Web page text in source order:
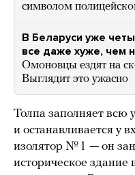
символом
В Беларуси уже
все даже хуже, чем
Омоновцы ездят на
Выглядит это ужасно
Толпа заполняет всю
и останавливается у
изолятор № 1 — он
историческое